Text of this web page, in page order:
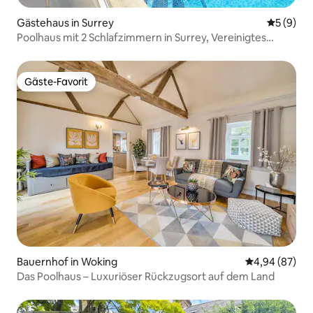
Gästehaus in Surrey
5 (9)
Poolhaus mit 2 Schlafzimmern in Surrey, Vereinigtes
Gäste-Favorit
Gäste-Favorit
Bauernhof in Woking
4,94 (87)
Das Poolhaus – Luxuriöser Rückzugsort auf dem Land